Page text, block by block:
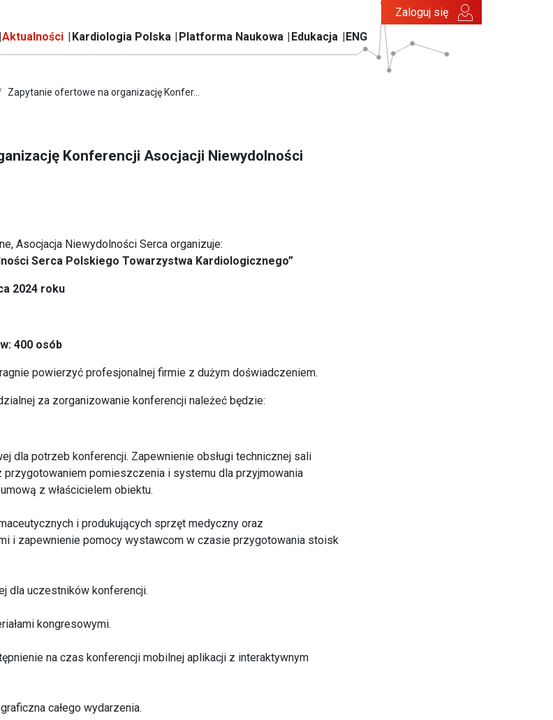
Aktualności Kardiologia Polska Platforma Naukowa Edukacja ENG
Zaloguj się
Zapytanie ofertowe na organizację Konfer...
Konferencji Asocjacji Niewydolności
Asocjacja Niewydolności Serca organizuje:
Serca Polskiego Towarzystwa Kardiologicznego”
2024 roku
400 osób
powierzyć profesjonalnej firmie z dużym doświadczeniem.
za zorganizowanie konferencji należeć będzie:
dla potrzeb konferencji. Zapewnienie obsługi technicznej sali
przygotowaniem pomieszczenia i systemu dla przyjmowania
z właścicielem obiektu.
i produkujących sprzęt medyczny oraz
i zapewnienie pomocy wystawcom w czasie przygotowania stoisk
dla uczestników konferencji.
kongresowymi.
na czas konferencji mobilnej aplikacji z interaktywnym
całego wydarzenia.